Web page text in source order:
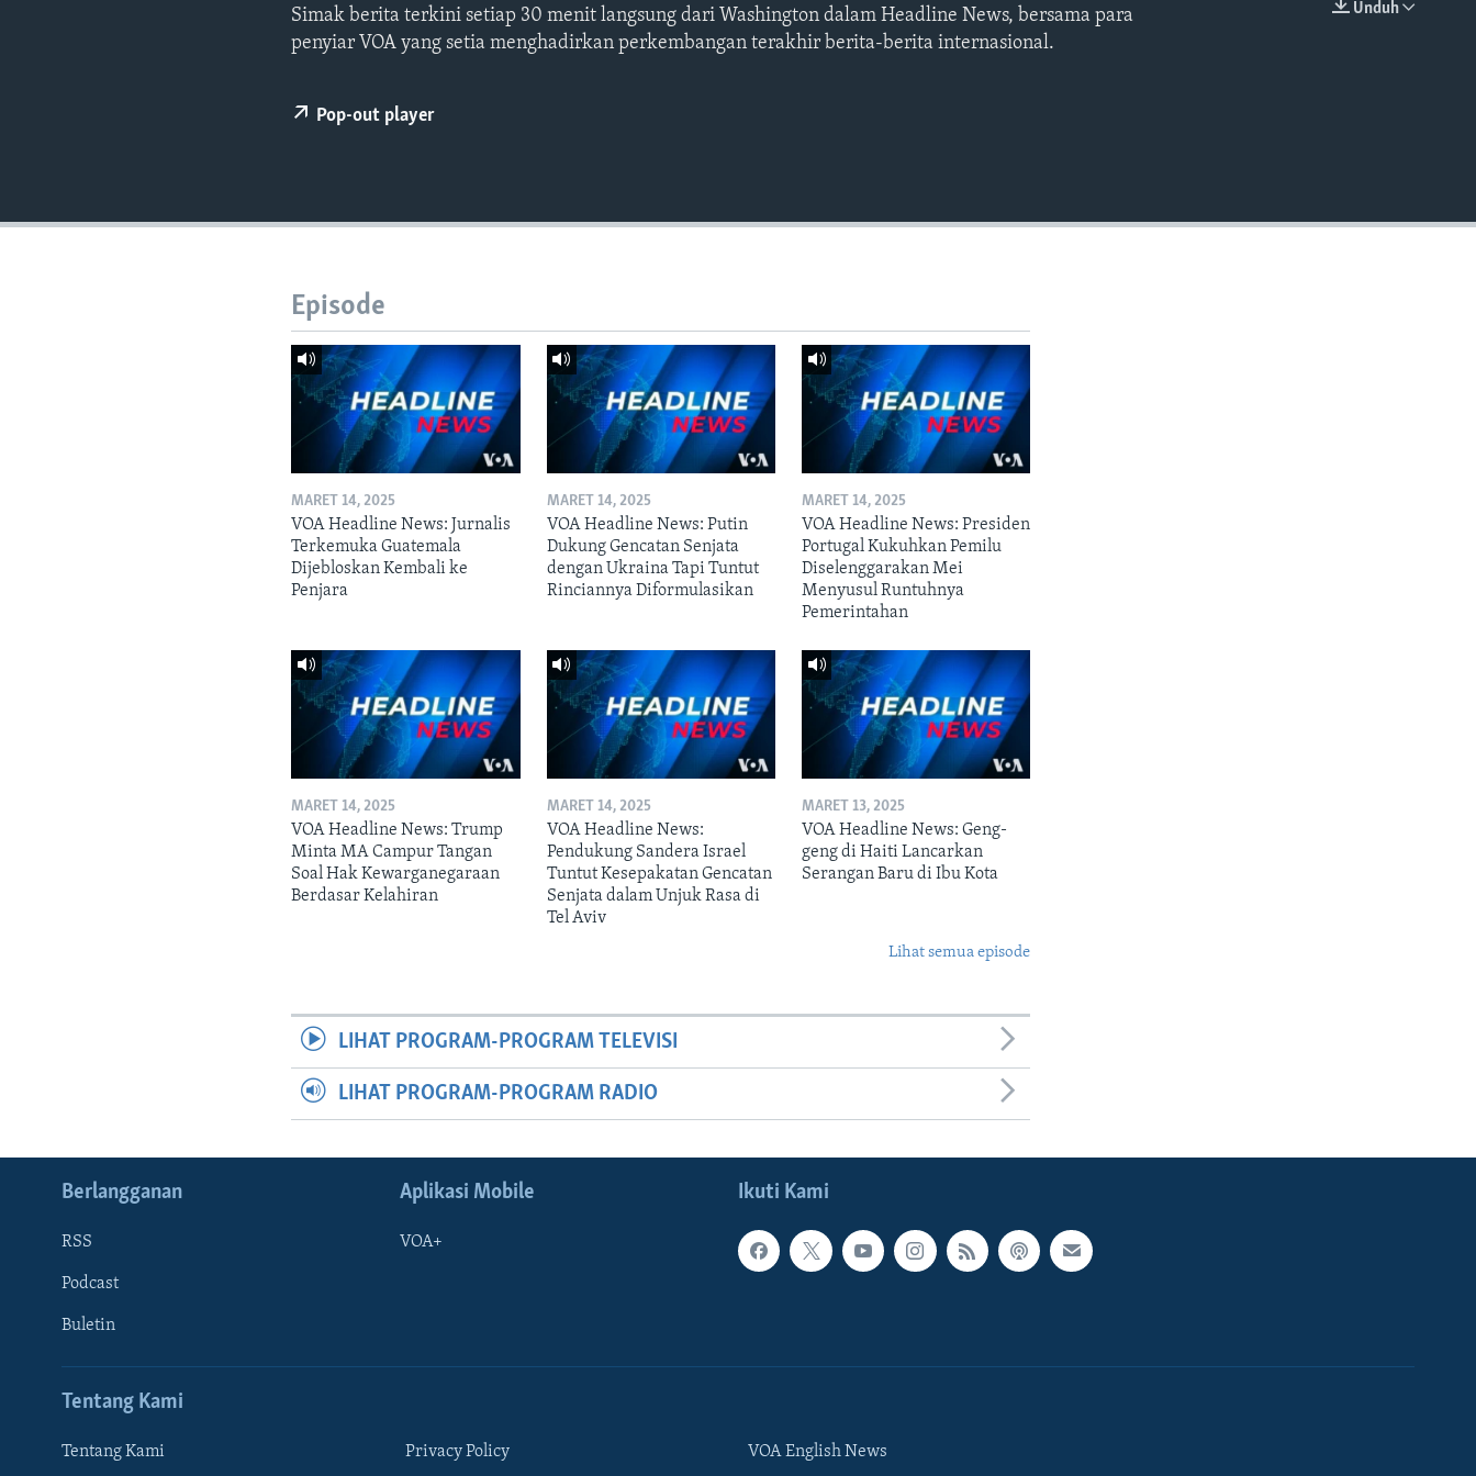
Unduh
Simak berita terkini setiap 30 menit langsung dari Washington dalam Headline News, bersama para
penyiar VOA yang setia menghadirkan perkembangan terakhir berita-berita internasional.
Pop-out player
Episode
MARET 14, 2025
VOA Headline News: Jurnalis
Terkemuka Guatemala
Dijebloskan Kembali ke
Penjara
MARET 14, 2025
VOA Headline News: Putin
Dukung Gencatan Senjata
dengan Ukraina Tapi Tuntut
Rinciannya Diformulasikan
MARET 14, 2025
VOA Headline News: Presiden
Portugal Kukuhkan Pemilu
Diselenggarakan Mei
Menyusul Runtuhnya
Pemerintahan
MARET 14, 2025
VOA Headline News: Trump
Minta MA Campur Tangan
Soal Hak Kewarganegaraan
Berdasar Kelahiran
MARET 14, 2025
VOA Headline News:
Pendukung Sandera Israel
Tuntut Kesepakatan Gencatan
Senjata dalam Unjuk Rasa di
Tel Aviv
MARET 13, 2025
VOA Headline News: Geng-
geng di Haiti Lancarkan
Serangan Baru di Ibu Kota
Lihat semua episode
LIHAT PROGRAM-PROGRAM TELEVISI
LIHAT PROGRAM-PROGRAM RADIO
Ikuti Kami
Berlangganan
RSS
Podcast
Buletin
Aplikasi Mobile
VOA+
Tentang Kami
Tentang Kami Privacy Policy VOA English News